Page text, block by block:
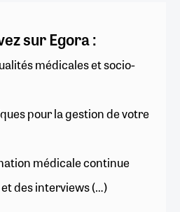
sur Egora :
médicales et socio-
pour la gestion de votre
médicale continue
des interviews (…)